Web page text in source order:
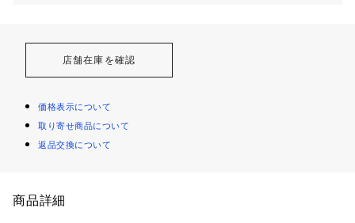
店舗在庫を確認
価格表示について
取り寄せ商品について
返品交換について
商品詳細